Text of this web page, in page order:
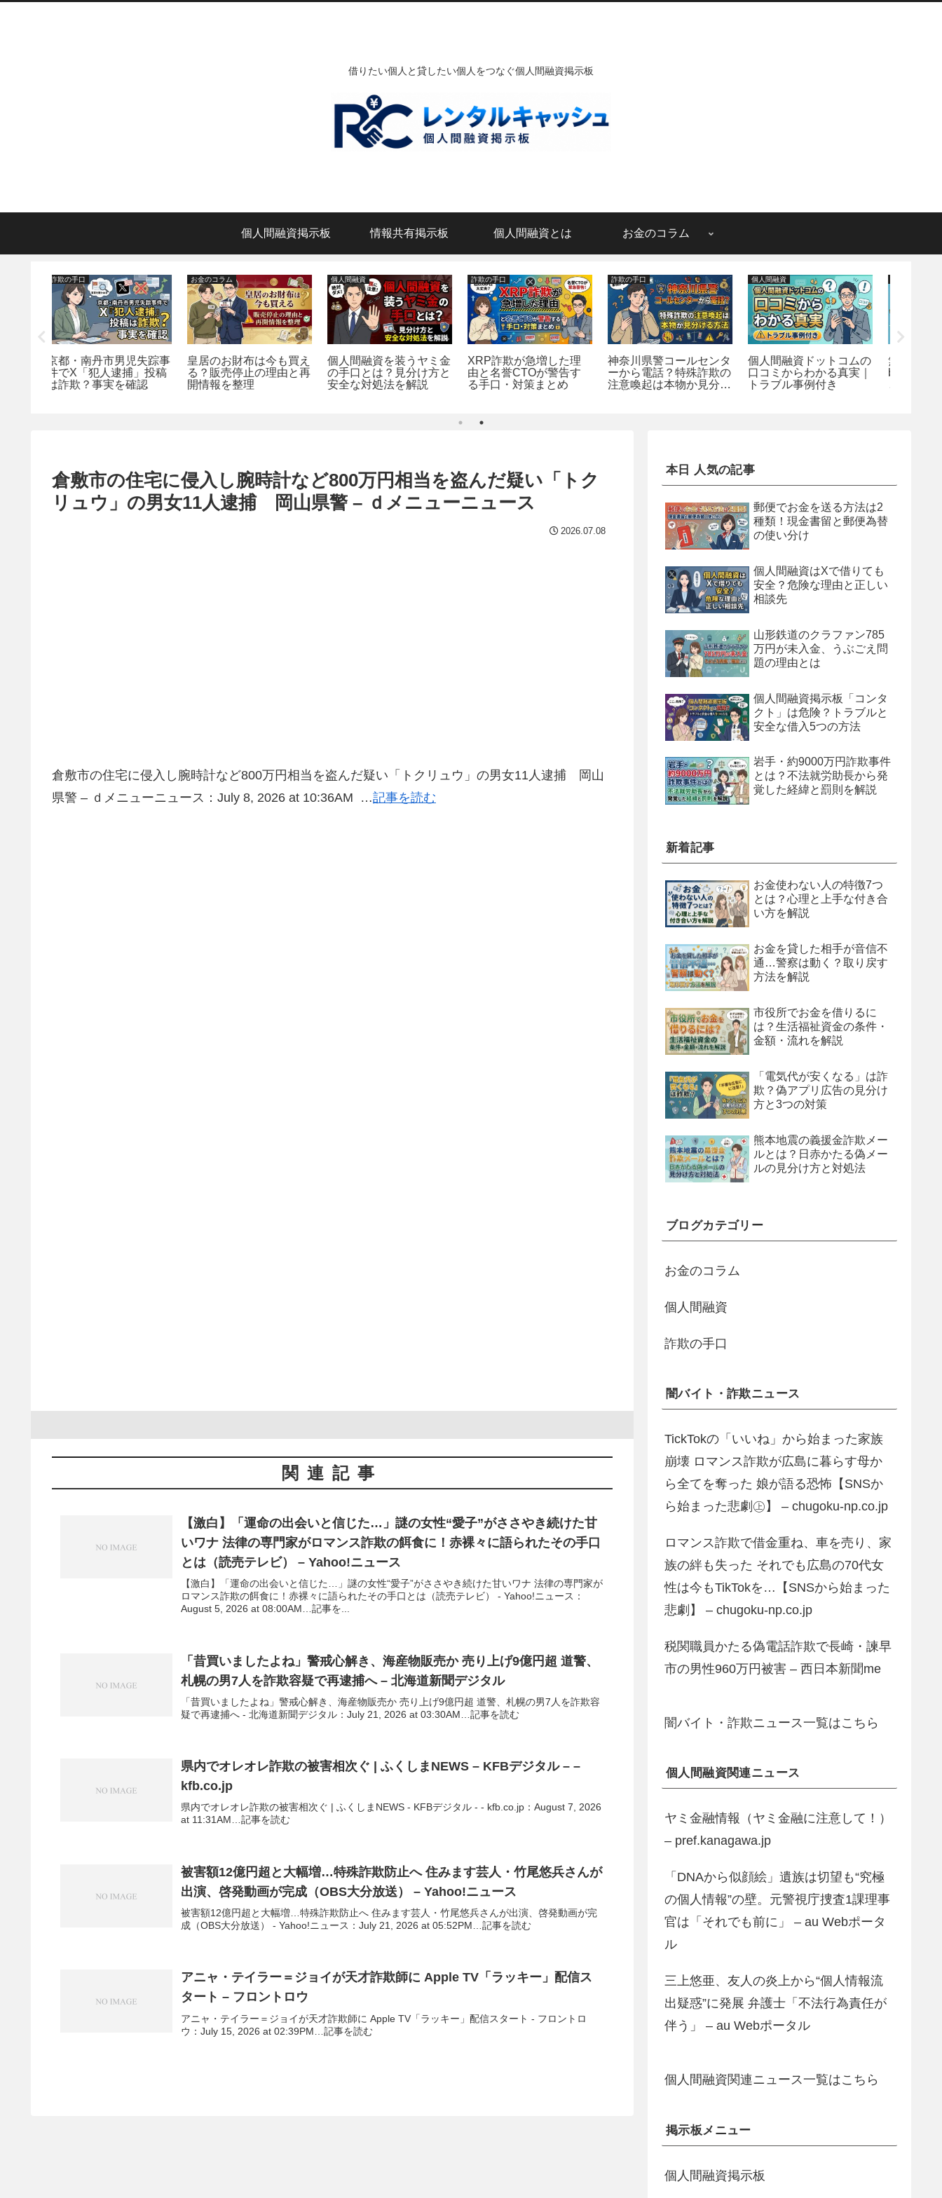
借りたい個人と貸したい個人をつなぐ個人間融資掲示板
個人間融資掲示板 情報共有掲示板 個人間融資とは お金のコラム
詐欺の手口
XRP詐欺が急増した理
由と名誉CTOが警告す
る手口・対策まとめ
詐欺の手口
神奈川県警コールセンタ
ーから電話？特殊詐欺の
注意喚起は本物か見分け
個人間融資
個人間融資ドットコムの
口コミからわかる真実｜
トラブル事例付き
詐欺の手口
無料アプリ「詐欺対策
by NTTタウンページ」
とは？機能と設定方法
お金のコラム
郵便でお金を送る方法は
2種類！現金書留と郵便
為替の使い分け
詐欺の手口
ブッキング・ドットコム
予約情報漏洩とは？日本
ホテル協会が注意喚起
倉敷市の住宅に侵入し腕時計など800万円相当を盗んだ疑い「トク
リュウ」の男女11人逮捕 岡山県警 – ｄメニューニュース
2026.07.08
倉敷市の住宅に侵入し腕時計など800万円相当を盗んだ疑い「トクリュウ」の男女11人逮捕 岡山
県警 – ｄメニューニュース：July 8, 2026 at 10:36AM …記事を読む
関連記事
【激白】「運命の出会いと信じた…」謎の女性“愛子”がささやき続けた甘
いワナ 法律の専門家がロマンス詐欺の餌食に！赤裸々に語られたその手口
とは（読売テレビ） – Yahoo!ニュース
【激白】「運命の出会いと信じた…」謎の女性“愛子”がささやき続けた甘いワナ 法律の専門家が
ロマンス詐欺の餌食に！赤裸々に語られたその手口とは（読売テレビ） - Yahoo!ニュース：
August 5, 2026 at 08:00AM…記事を...
「昔買いましたよね」警戒心解き、海産物販売か 売り上げ9億円超 道警、
札幌の男7人を詐欺容疑で再逮捕へ – 北海道新聞デジタル
「昔買いましたよね」警戒心解き、海産物販売か 売り上げ9億円超 道警、札幌の男7人を詐欺容
疑で再逮捕へ - 北海道新聞デジタル：July 21, 2026 at 03:30AM…記事を読む
県内でオレオレ詐欺の被害相次ぐ | ふくしまNEWS – KFBデジタル – –
kfb.co.jp
県内でオレオレ詐欺の被害相次ぐ | ふくしまNEWS - KFBデジタル - - kfb.co.jp：August 7, 2026
at 11:31AM…記事を読む
被害額12億円超と大幅増…特殊詐欺防止へ 住みます芸人・竹尾悠兵さんが
出演、啓発動画が完成（OBS大分放送） – Yahoo!ニュース
被害額12億円超と大幅増…特殊詐欺防止へ 住みます芸人・竹尾悠兵さんが出演、啓発動画が完
成（OBS大分放送） - Yahoo!ニュース：July 21, 2026 at 05:52PM…記事を読む
アニャ・テイラー＝ジョイが天才詐欺師に Apple TV「ラッキー」配信ス
タート – フロントロウ
アニャ・テイラー＝ジョイが天才詐欺師に Apple TV「ラッキー」配信スタート - フロントロ
ウ：July 15, 2026 at 02:39PM…記事を読む
本日 人気の記事
郵便でお金を送る方法は2
種類！現金書留と郵便為替
の使い分け
個人間融資はXで借りても
安全？危険な理由と正しい
相談先
山形鉄道のクラファン785
万円が未入金、うぶごえ問
題の理由とは
個人間融資掲示板「コンタ
クト」は危険？トラブルと
安全な借入5つの方法
岩手・約9000万円詐欺事件
とは？不法就労助長から発
覚した経緯と罰則を解説
新着記事
お金使わない人の特徴7つ
とは？心理と上手な付き合
い方を解説
お金を貸した相手が音信不
通…警察は動く？取り戻す
方法を解説
市役所でお金を借りるに
は？生活福祉資金の条件・
金額・流れを解説
「電気代が安くなる」は詐
欺？偽アプリ広告の見分け
方と3つの対策
熊本地震の義援金詐欺メー
ルとは？日赤かたる偽メー
ルの見分け方と対処法
ブログカテゴリー
お金のコラム
個人間融資
詐欺の手口
闇バイト・詐欺ニュース
TickTokの「いいね」から始まった家族
崩壊 ロマンス詐欺が広島に暮らす母か
ら全てを奪った 娘が語る恐怖【SNSか
ら始まった悲劇㊤】 – chugoku-np.co.jp
ロマンス詐欺で借金重ね、車を売り、家
族の絆も失った それでも広島の70代女
性は今もTikTokを…【SNSから始まった
悲劇】 – chugoku-np.co.jp
税関職員かたる偽電話詐欺で長崎・諫早
市の男性960万円被害 – 西日本新聞me
闇バイト・詐欺ニュース一覧はこちら
個人間融資関連ニュース
ヤミ金融情報（ヤミ金融に注意して！）
– pref.kanagawa.jp
「DNAから似顔絵」遺族は切望も“究極
の個人情報”の壁。元警視庁捜査1課理事
官は「それでも前に」 – au Webポータ
ル
三上悠亜、友人の炎上から“個人情報流
出疑惑”に発展 弁護士「不法行為責任が
伴う」 – au Webポータル
個人間融資関連ニュース一覧はこちら
掲示板メニュー
個人間融資掲示板